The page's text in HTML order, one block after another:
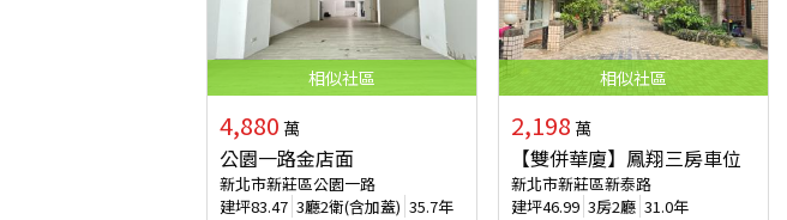
相似社區
4,880 萬
公園一路金店面
新北市新莊區公園一路
建坪83.47 3廳2衛(含加蓋) 35.7年
相似社區
2,198 萬
【雙併華廈】鳳翔三房車位
新北市新莊區新泰路
建坪46.99 3房2廳 31.0年